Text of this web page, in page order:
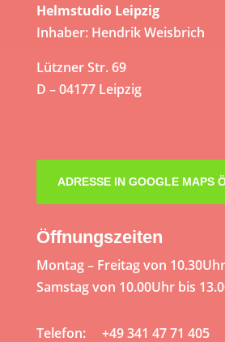
Helmstudio Leipzig
Inhaber: Hendrik Weisbrich
Lützner Str. 69
D – 04177 Leipzig
ADRESSE IN GOOGLE MAPS
Öffnungszeiten
Montag – Freitag von
Samstag von 10.00Uhr bis
Telefon: +49 341 47 71 405